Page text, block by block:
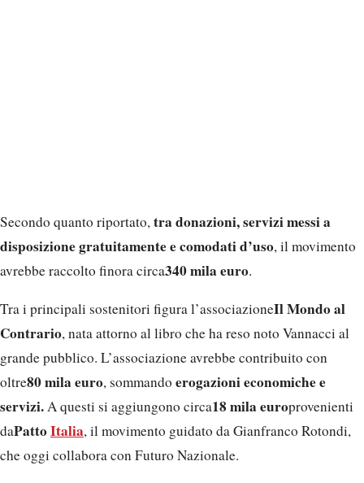
Secondo quanto riportato,tra donazioni, servizi messi a
disposizione gratuitamente e comodati d’uso, il movimento
avrebbe raccolto finora circa340 mila euro.
Tra i principali sostenitori figura l’associazioneIl Mondo al
Contrario, nata attorno al libro che ha reso noto Vannacci al
grande pubblico. L’associazione avrebbe contribuito con
oltre80 mila euro, sommando erogazioni economiche e
servizi.A questi si aggiungono circa18 mila europrovenienti
daPattoItalia, il movimento guidato da Gianfranco Rotondi,
che oggi collabora con Futuro Nazionale.